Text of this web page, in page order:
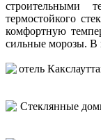
строительными
термостойкого
комфортную
сильные морозы. В